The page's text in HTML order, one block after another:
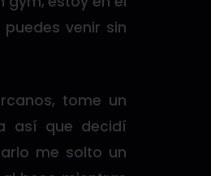
venir sin
tome un
así que decidí
me solto un